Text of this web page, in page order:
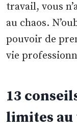
travail, vous
au chaos.
pouvoir de
vie
13
limites